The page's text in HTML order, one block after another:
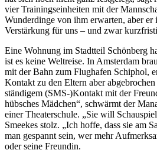
vier Trainingseinheiten mit der
Wunderdinge von ihm erwarten, aber er
Verstärkung für uns – und zwar
Eine Wohnung im Stadtteil Schönberg
ist es keine Weltreise. In Amsterdam
mit der Bahn zum Flughafen Schiphol,
Kontakt zu den Eltern aber
ständigem (SMS-)Kontakt mit der
hübsches Mädchen“, schwärmt der
einer Theaterschule. „Sie will
Smeekes stolz. „Ich hoffe, dass sie am
man gespannt sein, wer mehr
oder seine Freundin.